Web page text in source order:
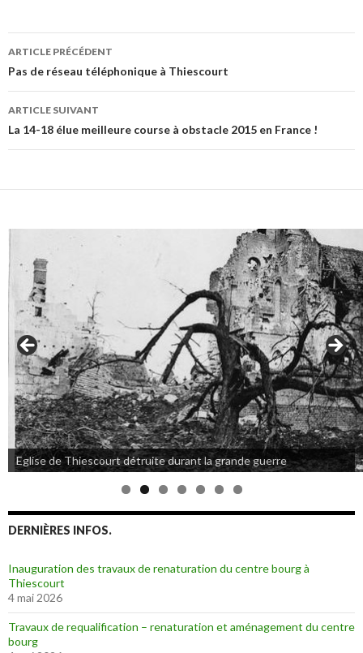
Navigation
des
articles
ARTICLE PRÉCÉDENT
Pas de réseau téléphonique à Thiescourt
ARTICLE SUIVANT
La 14-18 élue meilleure course à obstacle 2015 en France !
Eglise de Thiescourt détruite durant la grande guerre
DERNIÈRES INFOS.
Inauguration des travaux de renaturation du centre bourg à
Thiescourt
4 mai 2026
Travaux de requalification – renaturation et aménagement du centre
bourg